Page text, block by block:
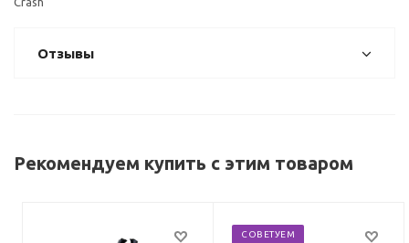
Отзывы
Рекомендуем купить с этим товаром
СОВЕТУЕМ